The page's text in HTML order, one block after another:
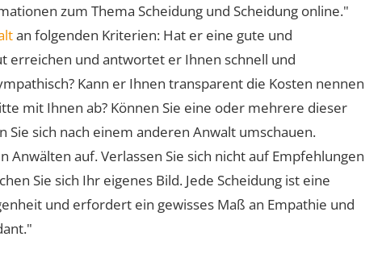
zum Thema Scheidung und Scheidung online."
an folgenden Kriterien: Hat er eine gute und
erreichen und antwortet er Ihnen schnell und
Kann er Ihnen transparent die Kosten nennen
mit Ihnen ab? Können Sie eine oder mehrere dieser
Sie sich nach einem anderen Anwalt umschauen.
Anwälten auf. Verlassen Sie sich nicht auf Empfehlungen
Sie sich Ihr eigenes Bild. Jede Scheidung ist eine
und erfordert ein gewisses Maß an Empathie und